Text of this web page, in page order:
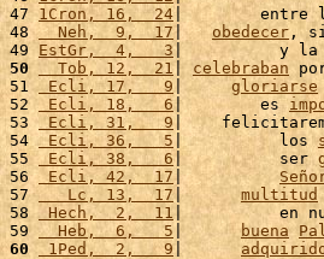
47 1Cron, 16,  24 |        entre
48
  Neh,  9,  17
| obedecer ,
49 EstGr,  4,   3|          y
50
  Tob, 12,  21
| celebraban
51 Ecli, 17,   9 | gloriarse
52 Ecli, 18,   6 |        es
53 Ecli, 31,   9 |
54 Ecli, 36,   5 |          los
55
Ecli, 38,   6|          ser
56 Ecli, 42,  17|
57
   Lc, 13,  17
| multitud
58 Hech,  2,  11 |          en
59
  Heb,  6,   5
| buena
60
1Ped,  2,   9 |